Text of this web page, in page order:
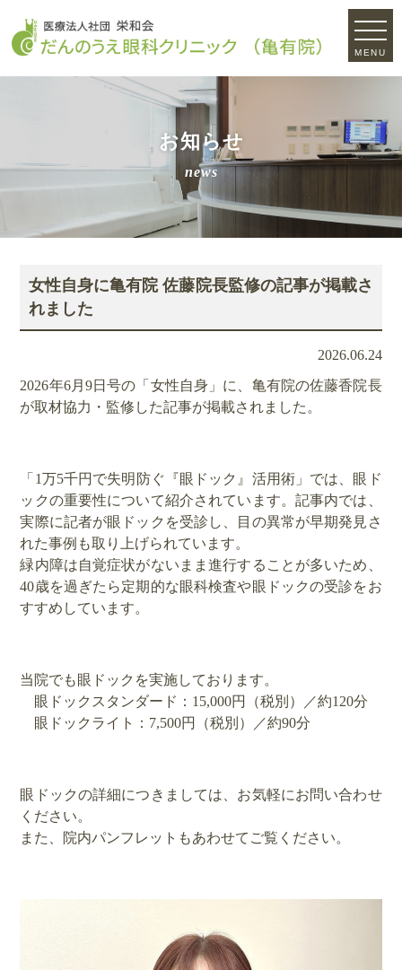
MENU
お知らせ
news
女性自身に亀有院 佐藤院長監修の記事が掲載さ
れました
2026.06.24
2026年6月9日号の「女性自身」に、亀有院の佐藤香院長
が取材協力・監修した記事が掲載されました。
「1万5千円で失明防ぐ『眼ドック』活用術」では、眼ド
ックの重要性について紹介されています。記事内では、
実際に記者が眼ドックを受診し、目の異常が早期発見さ
れた事例も取り上げられています。
緑内障は自覚症状がないまま進行することが多いため、
40歳を過ぎたら定期的な眼科検査や眼ドックの受診をお
すすめしています。
当院でも眼ドックを実施しております。
眼ドックスタンダード：15,000円（税別）／約120分
眼ドックライト：7,500円（税別）／約90分
眼ドックの詳細につきましては、お気軽にお問い合わせ
ください。
また、院内パンフレットもあわせてご覧ください。